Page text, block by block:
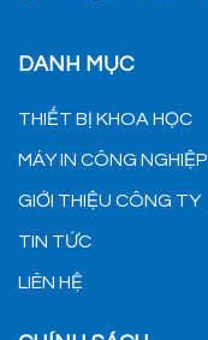
DANH MỤC
THIẾT BỊ KHOA HỌC
MÁY IN CÔNG NGHIỆP
GIỚI THIỆU CÔNG TY
TIN TỨC
LIÊN HỆ